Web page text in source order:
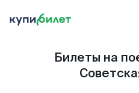
Билеты на